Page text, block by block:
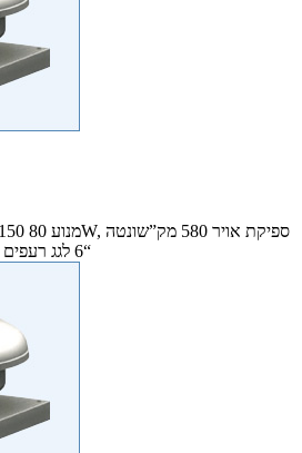
“6 לגג רעפים או שטוח כולל כיפה נגד גשם